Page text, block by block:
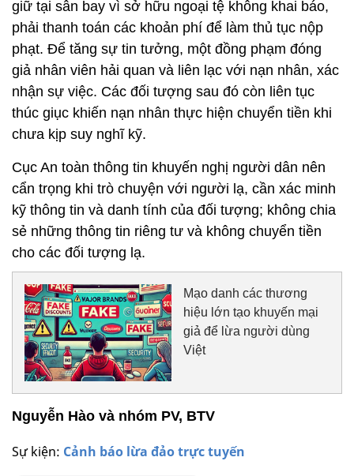
Sự kiện: Cảnh báo lừa đảo trực tuyến
giữ tại sân bay vì sở hữu ngoại tệ không khai báo,
phải thanh toán các khoản phí để làm thủ tục nộp
phạt. Để tăng sự tin tưởng, một đồng phạm đóng
giả nhân viên hải quan và liên lạc với nạn nhân, xác
nhận sự việc. Các đối tượng sau đó còn liên tục
thúc giục khiến nạn nhân thực hiện chuyển tiền khi
chưa kịp suy nghĩ kỹ.
Cục An toàn thông tin khuyến nghị người dân nên
cẩn trọng khi trò chuyện với người lạ, cần xác minh
kỹ thông tin và danh tính của đối tượng; không chia
sẻ những thông tin riêng tư và không chuyển tiền
cho các đối tượng lạ.
Mạo danh các thương
hiệu lớn tạo khuyến mại
giả để lừa người dùng
Việt
Nguyễn Hào và nhóm PV, BTV